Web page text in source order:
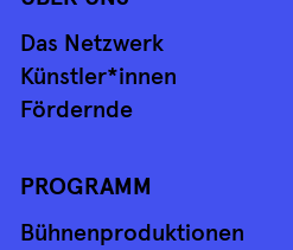
Das Netzwerk
Künstler*innen
Fördernde
PROGRAMM
Bühnenproduktionen